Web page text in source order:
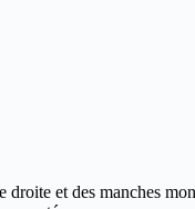
droite et des manches